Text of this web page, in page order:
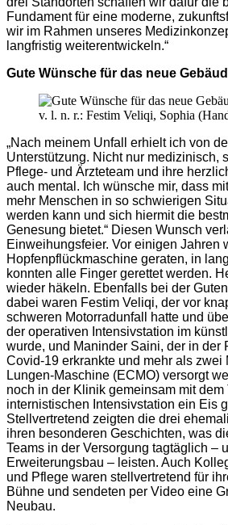
Fundament für eine moderne,
wir im Rahmen unseres
langfristig weiterentwickeln.“
Gute Wünsche für das neue
v. l. n. r.: Festim Veliqi, Sophia
„Nach meinem Unfall erhielt ich von
Unterstützung. Nicht nur medizinisch,
Pflege- und Ärzteteam und ihre
auch mental. Ich wünsche mir, dass
mehr Menschen in so schwierigen
werden kann und sich hiermit die
Genesung bietet.“ Diesen Wunsch
Einweihungsfeier. Vor einigen Jahren
Hopfenpflückmaschine geraten, in
konnten alle Finger gerettet werden.
wieder häkeln. Ebenfalls bei der
dabei waren Festim Veliqi, der vor
schweren Motorradunfall hatte und
der operativen Intensivstation im
wurde, und Maninder Saini, der in der
Covid-19 erkrankte und mehr als zwei
Lungen-Maschine (ECMO) versorgt
noch in der Klinik gemeinsam mit dem
internistischen Intensivstation ein Eis
Stellvertretend zeigten die drei
ihren besonderen Geschichten, was
Teams in der Versorgung tagtäglich –
Erweiterungsbau – leisten. Auch
und Pflege waren stellvertretend für
Bühne und sendeten per Video eine
Neubau.